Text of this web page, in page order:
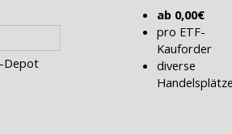
Depot
ab 0,00€
pro ETF-
Kauforder
diverse